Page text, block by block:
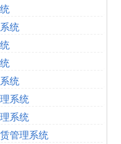
统
统
系统
系统
管理系统